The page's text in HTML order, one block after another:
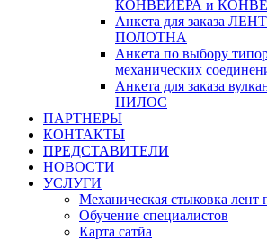
КОНВЕЙЕРА и
Анкета для заказа
ПОЛОТНА
Анкета по выбору
механических
Анкета для заказа
НИЛОС
ПАРТНЕРЫ
КОНТАКТЫ
ПРЕДСТАВИТЕЛИ
НОВОСТИ
УСЛУГИ
Механическая стыковка лент
Обучение специалистов
Карта сатйа